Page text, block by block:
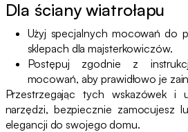
Dla ściany wiatrołapu
Użyj specjalnych mocowań do
sklepach dla majsterkowiczów.
Postępuj zgodnie z
mocowań, aby prawidłowo je
Przestrzegając tych wskazówek i
narzędzi, bezpiecznie zamocujesz
elegancji do swojego domu.